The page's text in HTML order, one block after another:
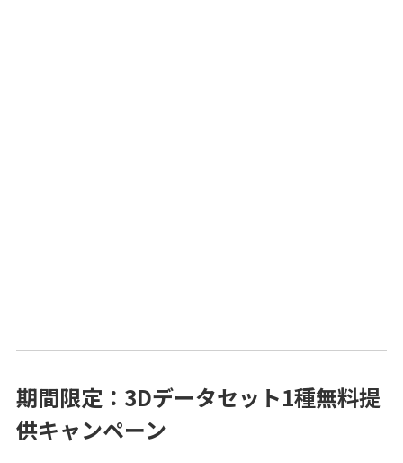
期間限定：3Dデータセット1種無料提
供キャンペーン